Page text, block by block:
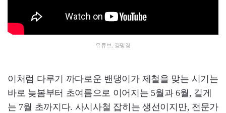
유튜브, 걍밍경
이처럼 다루기 까다로운 밴댕이가 제철을 맞는 시기는
바로 늦봄부터 초여름으로 이어지는 5월과 6월, 길게
는 7월 초까지다. 사시사철 잡히는 생선이지만, 전문가